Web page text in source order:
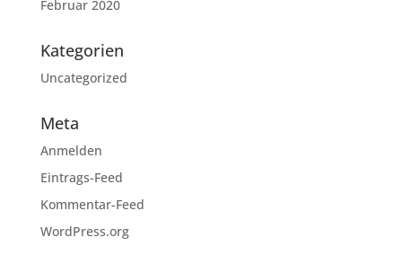
Februar 2020
Kategorien
Uncategorized
Meta
Anmelden
Eintrags-Feed
Kommentar-Feed
WordPress.org